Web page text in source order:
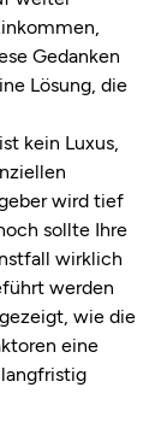
Gedanken
Lösung, die
kein Luxus,
wird tief
sollte Ihre
wirklich
werden
wie die
eine